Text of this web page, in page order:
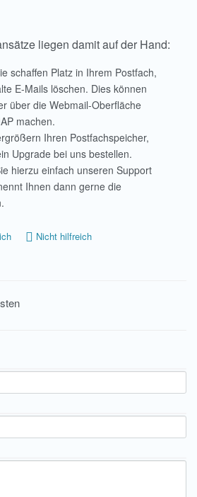
liegen damit auf der Hand:
schaffen Platz in Ihrem Postfach,
E-Mails löschen. Dies können
über die Webmail-Oberfläche
machen.
Ihren Postfachspeicher,
Upgrade bei uns bestellen.
hierzu einfach unseren Support
Ihnen dann gerne die
Nicht hilfreich